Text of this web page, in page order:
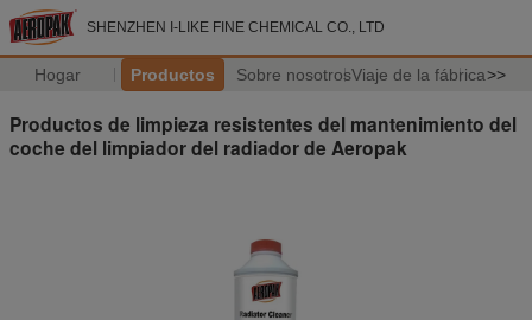
SHENZHEN I-LIKE FINE CHEMICAL CO., LTD
Hogar Productos Sobre nosotrosViaje de la fábrica>>
Productos de limpieza resistentes del mantenimiento del
coche del limpiador del radiador de Aeropak